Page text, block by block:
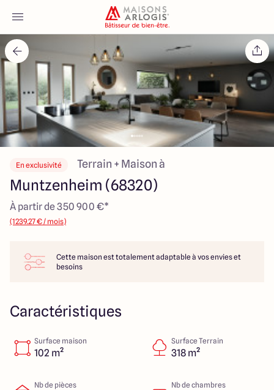
Accueil
Nos maisons
Nos annonces
Votre projet
Qui sommes-nous
Maisons ARLOGIS Alsace
Sélestat
Strasbourg
En exclusivité Terrain + Maison à
Muntzenheim (68320)
À partir de 350 900 €*
(1239.27 € / mois)
Cette maison est totalement adaptable à vos envies et
besoins
Caractéristiques
Surface maison
102 m²
Surface Terrain
318 m²
Nb de pièces Nb de chambres